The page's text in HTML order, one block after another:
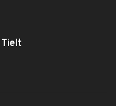
Tielt